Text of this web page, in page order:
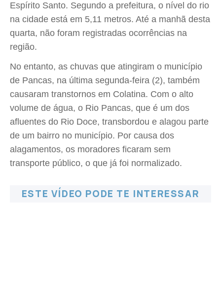
Espírito Santo. Segundo a prefeitura, o nível do rio
na cidade está em 5,11 metros. Até a manhã desta
quarta, não foram registradas ocorrências na
região.
No entanto, as chuvas que atingiram o município
de Pancas, na última segunda-feira (2), também
causaram transtornos em Colatina. Com o alto
volume de água, o Rio Pancas, que é um dos
afluentes do Rio Doce, transbordou e alagou parte
de um bairro no município. Por causa dos
alagamentos, os moradores ficaram sem
transporte público, o que já foi normalizado.
ESTE VÍDEO PODE TE INTERESSAR